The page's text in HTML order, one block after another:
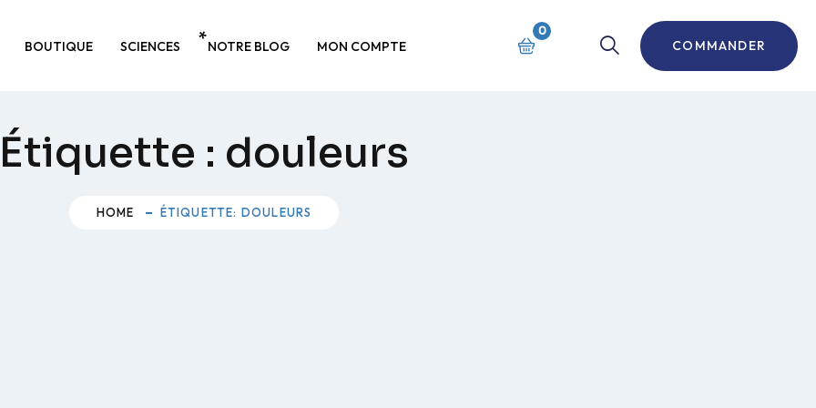
BOUTIQUE SCIENCES NOTRE BLOG MON COMPTE
0
COMMANDER
Étiquette : douleurs
HOME ÉTIQUETTE: DOULEURS